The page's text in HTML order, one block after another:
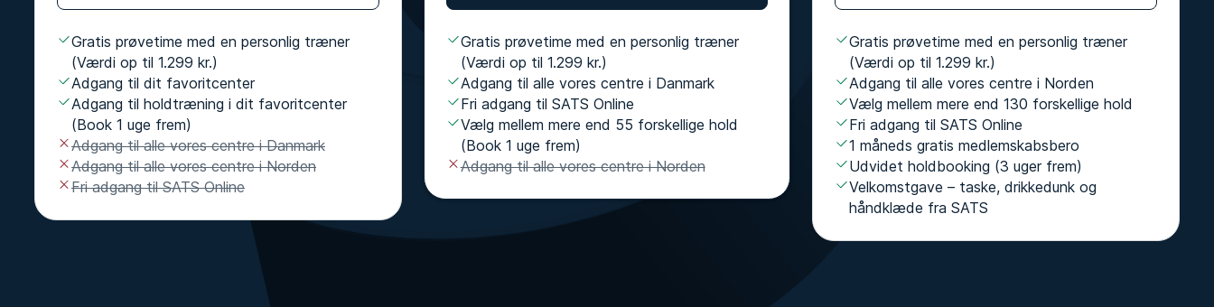
Gratis prøvetime med en personlig træner
(Værdi op til 1.299 kr.)
Adgang til dit favoritcenter
Adgang til holdtræning i dit favoritcenter
(Book 1 uge frem)
Adgang til alle vores centre i Danmark
Adgang til alle vores centre i Norden
Fri adgang til SATS Online
Gratis prøvetime med en personlig træner
(Værdi op til 1.299 kr.)
Adgang til alle vores centre i Danmark
Fri adgang til SATS Online
Vælg mellem mere end 55 forskellige hold
(Book 1 uge frem)
Adgang til alle vores centre i Norden
Gratis prøvetime med en personlig træner
(Værdi op til 1.299 kr.)
Adgang til alle vores centre i Norden
Vælg mellem mere end 130 forskellige hold
Fri adgang til SATS Online
1 måneds gratis medlemskabsbero
Udvidet holdbooking (3 uger frem)
Velkomstgave – taske, drikkedunk og
håndklæde fra SATS